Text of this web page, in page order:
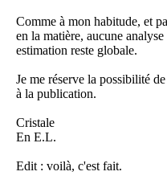
Comme à mon habitude, et
en la matière, aucune
estimation reste globale.
Je me réserve la possibilité
à la publication.
Cristale
En E.L.
Edit : voilà, c'est fait.